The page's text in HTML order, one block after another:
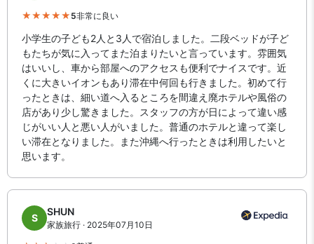
5非常に良い
小学生の子ども2人と3人で宿泊しました。二段ベッドが子ど
もたちが気に入ってまた泊まりたいと言っています。雰囲気
はいいし、車から部屋へのアクセスも便利でナイスです。近
くに大きいイオンもあり滞在中何回も行きました。初めて行
ったときは、細い道へ入るところを間違え廃ホテルや風俗の
店があり少し驚きました。スタッフの方が日によって違い感
じがいい人と悪い人がいました。普通のホテルと違って楽し
い滞在となりました。また沖縄へ行ったときは利用したいと
思います。
S
SHUN
家族旅行 · 2025年07月10日